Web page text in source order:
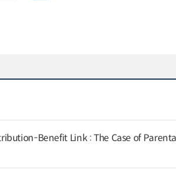
Benefit Link : The Case of